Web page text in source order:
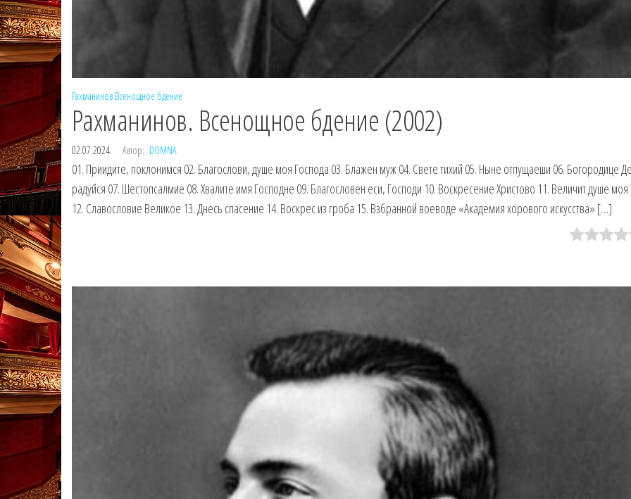
Рахманинов Всенощное бдение
Рахманинов. Всенощное бдение (2002)
02.07.2024 Автор: DOMNA
01. Приидите, поклонимся 02. Благослови, душе моя Господа 03. Блажен муж 04. Свете тихий 05. Ныне отпущаеши 06. Богородице
радуйся 07. Шестопсалмие 08. Хвалите имя Господне 09. Благословен еси, Господи 10. Воскресение Христово 11. Величит душе моя
12. Славословие Великое 13. Днесь спасение 14. Воскрес из гроба 15. Взбранной воеводе «Академия хорового искусства» […]